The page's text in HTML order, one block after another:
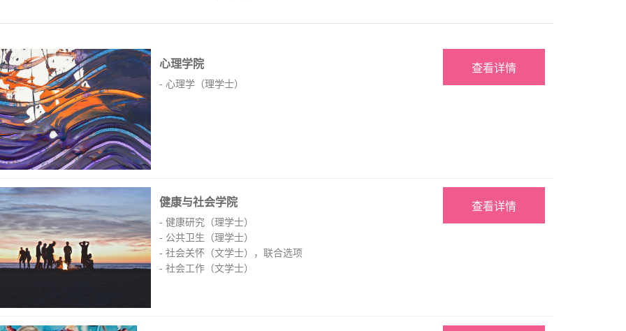
心理学院
- 心理学（理学士）
查看详情
健康与社会学院
- 健康研究（理学士）
- 公共卫生（理学士）
- 社会关怀（文学士），联合选项
- 社会工作（文学士）
查看详情